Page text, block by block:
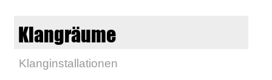
Klangräume
Klanginstallationen